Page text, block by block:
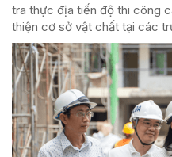
tra thực địa tiến độ thi công
thiện cơ sở vật chất tại các